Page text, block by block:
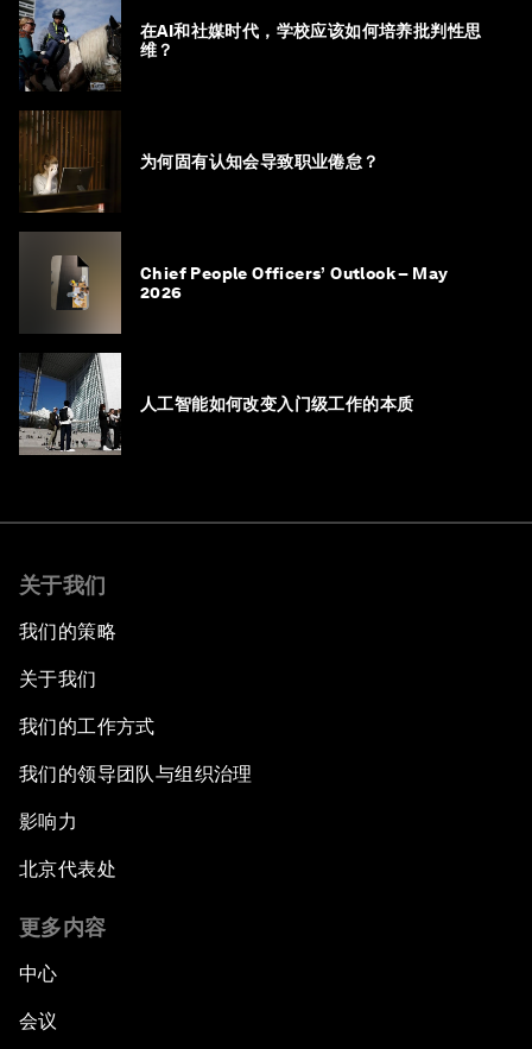
在AI和社媒时代，学校应该如何培养批判性思
维？
为何固有认知会导致职业倦怠？
Chief People Officers’ Outlook – May
2026
人工智能如何改变入门级工作的本质
关于我们
我们的策略
关于我们
我们的工作方式
我们的领导团队与组织治理
影响力
北京代表处
更多内容
中心
会议